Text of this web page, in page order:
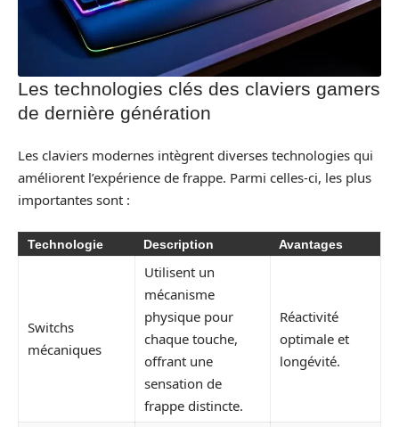
Les technologies clés des claviers gamers
de dernière génération
Les claviers modernes intègrent diverses technologies qui
améliorent l’expérience de frappe. Parmi celles-ci, les plus
importantes sont :
Technologie Description Avantages
Switchs
mécaniques
Utilisent un
mécanisme
physique pour
chaque touche,
offrant une
sensation de
frappe distincte.
Réactivité
optimale et
longévité.